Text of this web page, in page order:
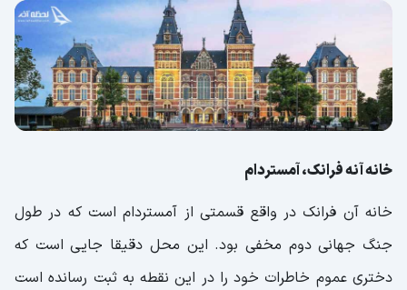
خانه آنه فرانک، آمستردام
خانه آن فرانک در واقع قسمتی از آمستردام است که در طول
جنگ جهانی دوم مخفی بود. این محل دقیقا جایی است که
دختری عموم خاطرات خود را در این نقطه به ثبت رسانده است